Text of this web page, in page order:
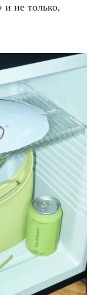
не только,